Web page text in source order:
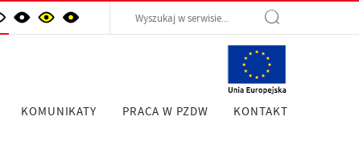
KOMUNIKATY PRACA W PZDW KONTAKT